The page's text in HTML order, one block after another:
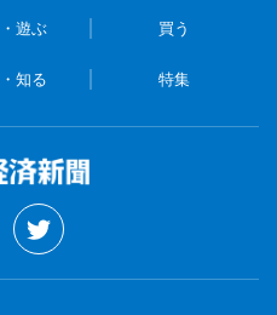
遊ぶ 買う
知る 特集